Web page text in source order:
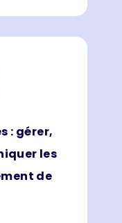
: gérer,
les
de